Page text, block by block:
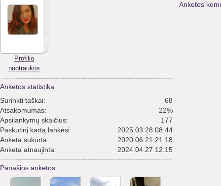
Profilio
nuotraukos
Anketos statistika
Surinkti taškai:
68
Atsakomumas:
22%
Apsilankymų skaičius:
177
Paskutinį kartą lankėsi:
2025.03.28 08:44
Anketa sukurta:
2020.06.21 21:18
Anketa atnaujinta:
2024.04.27 12:15
Panašios anketos
Anketos